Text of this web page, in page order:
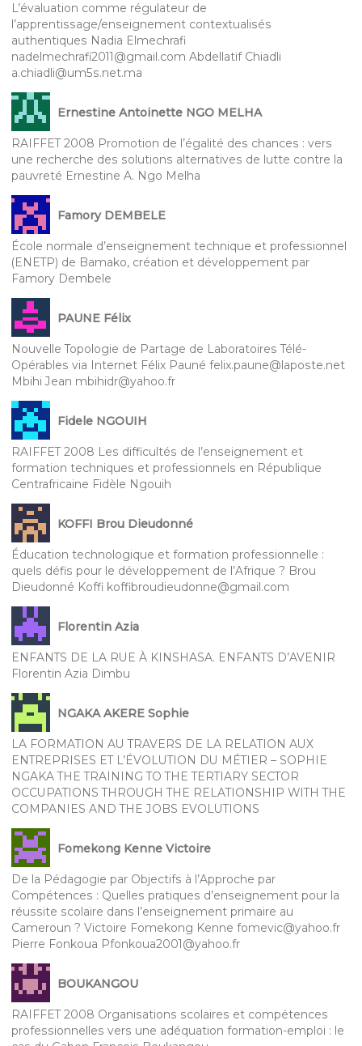
L’évaluation comme régulateur de
l’apprentissage/enseignement contextualisés
authentiques Nadia Elmechrafi
nadelmechrafi2011@gmail.com Abdellatif Chiadli
a.chiadli@um5s.net.ma
Ernestine Antoinette NGO MELHA
RAIFFET 2008 Promotion de l’égalité des chances : vers
une recherche des solutions alternatives de lutte contre la
pauvreté Ernestine A. Ngo Melha
Famory DEMBELE
École normale d’enseignement technique et professionnel
(ENETP) de Bamako, création et développement par
Famory Dembele
PAUNE Félix
Nouvelle Topologie de Partage de Laboratoires Télé-
Opérables via Internet Félix Pauné felix.paune@laposte.net
Mbihi Jean mbihidr@yahoo.fr
Fidele NGOUIH
RAIFFET 2008 Les difficultés de l’enseignement et
formation techniques et professionnels en République
Centrafricaine Fidèle Ngouih
KOFFI Brou Dieudonné
Éducation technologique et formation professionnelle :
quels défis pour le développement de l’Afrique ? Brou
Dieudonné Koffi koffibroudieudonne@gmail.com
Florentin Azia
ENFANTS DE LA RUE À KINSHASA. ENFANTS D’AVENIR
Florentin Azia Dimbu
NGAKA AKERE Sophie
LA FORMATION AU TRAVERS DE LA RELATION AUX
ENTREPRISES ET L’ÉVOLUTION DU MÉTIER – SOPHIE
NGAKA THE TRAINING TO THE TERTIARY SECTOR
OCCUPATIONS THROUGH THE RELATIONSHIP WITH THE
COMPANIES AND THE JOBS EVOLUTIONS
Fomekong Kenne Victoire
De la Pédagogie par Objectifs à l’Approche par
Compétences : Quelles pratiques d’enseignement pour la
réussite scolaire dans l’enseignement primaire au
Cameroun ? Victoire Fomekong Kenne fomevic@yahoo.fr
Pierre Fonkoua Pfonkoua2001@yahoo.fr
BOUKANGOU
RAIFFET 2008 Organisations scolaires et compétences
professionnelles vers une adéquation formation-emploi : le